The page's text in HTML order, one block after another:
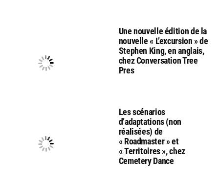
Une nouvelle édition de la
nouvelle « L’excursion » de
Stephen King, en anglais,
chez Conversation Tree
Pres
Les scénarios
d’adaptations (non
réalisées) de
« Roadmaster » et
« Territoires », chez
Cemetery Dance